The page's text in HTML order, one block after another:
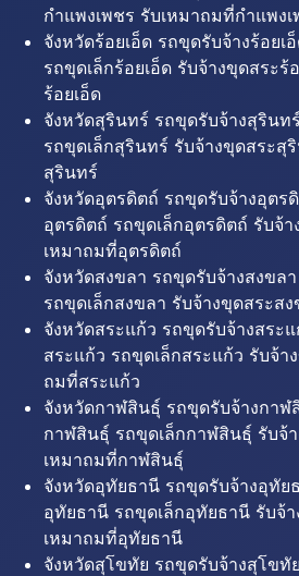
กำแพงเพชร รับเหมาถมที่กำแพงเ
จังหวัดร้อยเอ็ด รถขุดรับจ้างร้อยเ
รถขุดเล็กร้อยเอ็ด รับจ้างขุดสระร้
ร้อยเอ็ด
จังหวัดสุรินทร์ รถขุดรับจ้างสุรินท
รถขุดเล็กสุรินทร์ รับจ้างขุดสระสุ
สุรินทร์
จังหวัดอุตรดิตถ์ รถขุดรับจ้างอุตร
อุตรดิตถ์ รถขุดเล็กอุตรดิตถ์ รับจ้
เหมาถมที่อุตรดิตถ์
จังหวัดสงขลา รถขุดรับจ้างสงขล
รถขุดเล็กสงขลา รับจ้างขุดสระส
จังหวัดสระแก้ว รถขุดรับจ้างสระ
สระแก้ว รถขุดเล็กสระแก้ว รับจ้า
ถมที่สระแก้ว
จังหวัดกาฬสินธุ์ รถขุดรับจ้างกาฬ
กาฬสินธุ์ รถขุดเล็กกาฬสินธุ์ รับจ้
เหมาถมที่กาฬสินธุ์
จังหวัดอุทัยธานี รถขุดรับจ้างอุทัย
อุทัยธานี รถขุดเล็กอุทัยธานี รับจ้
เหมาถมที่อุทัยธานี
จังหวัดสุโขทัย รถขุดรับจ้างสุโขทั